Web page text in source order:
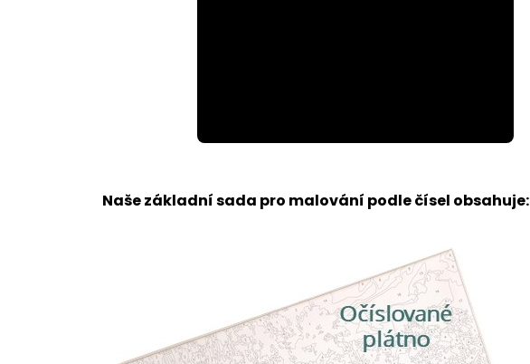
73.56%
Naše základní sada pro malování podle čísel obsahuje: